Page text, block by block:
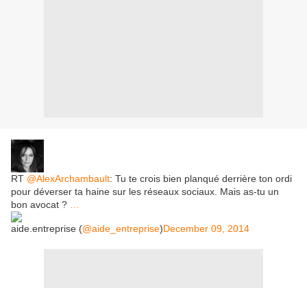
RT @AlexArchambault: Tu te crois bien planqué derrière ton ordi
pour déverser ta haine sur les réseaux sociaux. Mais as-tu un
bon avocat ?
aide.entreprise (@aide_entreprise)December 09, 2014